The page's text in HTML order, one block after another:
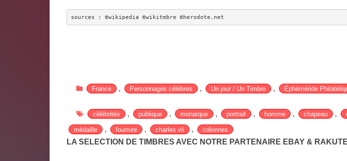
sources : ©wikipedia ©wikitmbre ©herodote.net
France , Personnages célèbres , Un jour / Un Timbre , Éphéméride
célébrités , publique , monarque , portrait , homme , chapeau ,
médaille , fourrure , charles vii , colonnes
LA SELECTION DE TIMBRES AVEC NOTRE PARTENAIRE EBAY &